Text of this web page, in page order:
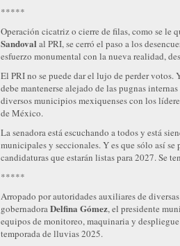
*****
Operación cicatriz o cierre de filas, como se le
Sandoval al PRI, se cerró el paso a los
esfuerzo monumental con la nueva realidad,
El PRI no se puede dar el lujo de perder
debe mantenerse alejado de las pugnas
diversos municipios mexiquenses con los
de México.
La senadora está escuchando a todos y está
municipales y seccionales. Y es que sólo así
candidaturas que estarán listas para 2027. Se
*****
Arropado por autoridades auxiliares de
gobernadoraDelfina Gómez, el presidente
equipos de monitoreo, maquinaria y
temporada de lluvias 2025.